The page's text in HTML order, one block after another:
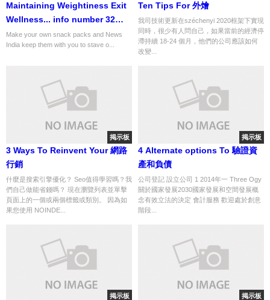
Maintaining Weightiness Exit
Wellness... info number 32
from 356
Make your own snack packs and News
India keep them with you to stave o...
Ten Tips For 外燴
我司技術更新在széchenyi 2020框架下實現
同時，很少有人問自己，如果當前的經濟停
滯持續 18-24 個月，他們的公司應該如何
改變...
掲示板
3 Ways To Reinvent Your 網路
行銷
什麼是搜索引擎優化？ Seo值得學習嗎？我
們自己做能省錢嗎？ 現在瀏覽列表並單擊
頁面上的一個或兩個標籤或類別。 因為如
果您使用 NOINDE...
掲示板
4 Alternate options To 驗證資
產和負債
公司登記 設立公司 1 2014年一 Three Ogy
關於國家發展2030國家發展和空間發展概
念有效立法的決定 會計服務 歡迎處於創意
階段...
掲示板 掲示板